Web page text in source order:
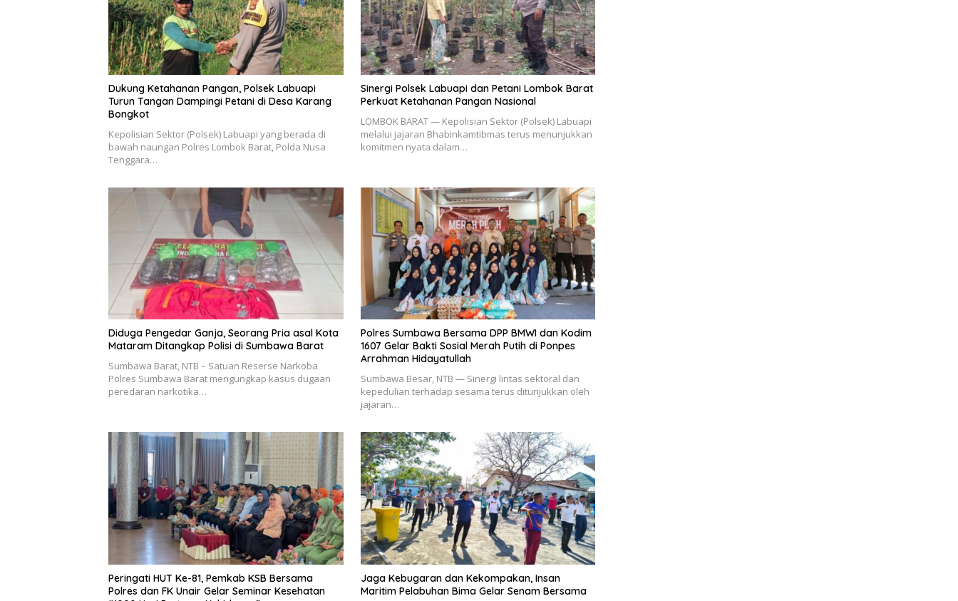
Dukung Ketahanan Pangan, Polsek Labuapi
Turun Tangan Dampingi Petani di Desa Karang
Bongkot
Kepolisian Sektor (Polsek) Labuapi yang berada di
bawah naungan Polres Lombok Barat, Polda Nusa
Tenggara…
Sinergi Polsek Labuapi dan Petani Lombok Barat
Perkuat Ketahanan Pangan Nasional
LOMBOK BARAT — Kepolisian Sektor (Polsek) Labuapi
melalui jajaran Bhabinkamtibmas terus menunjukkan
komitmen nyata dalam…
Diduga Pengedar Ganja, Seorang Pria asal Kota
Mataram Ditangkap Polisi di Sumbawa Barat
Sumbawa Barat, NTB – Satuan Reserse Narkoba
Polres Sumbawa Barat mengungkap kasus dugaan
peredaran narkotika…
Polres Sumbawa Bersama DPP BMWI dan Kodim
1607 Gelar Bakti Sosial Merah Putih di Ponpes
Arrahman Hidayatullah
Sumbawa Besar, NTB — Sinergi lintas sektoral dan
kepedulian terhadap sesama terus ditunjukkan oleh
jajaran…
Peringati HUT Ke-81, Pemkab KSB Bersama
Polres dan FK Unair Gelar Seminar Kesehatan
Jaga Kebugaran dan Kekompakan, Insan
Maritim Pelabuhan Bima Gelar Senam Bersama